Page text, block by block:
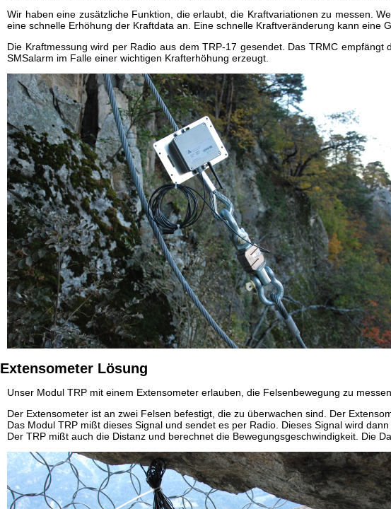
Wir haben eine zusätzliche Funktion, die erlaubt, die Kraftvariationen zu messen.
eine schnelle Erhöhung der Kraftdata an. Eine schnelle Kraftveränderung kann eine
Die Kraftmessung wird per Radio aus dem TRP-17 gesendet. Das TRMC
SMSalarm im Falle einer wichtigen Krafterhöhung erzeugt.
Extensometer Lösung
Unser Modul TRP mit einem Extensometer erlauben, die Felsenbewegung zu
Der Extensometer ist an zwei Felsen befestigt, die zu überwachen sind. Der
Das Modul TRP mißt dieses Signal und sendet es per Radio. Dieses Signal wird
Der TRP mißt auch die Distanz und berechnet die Bewegungsgeschwindigkeit. Die